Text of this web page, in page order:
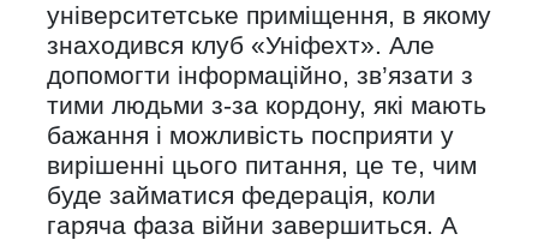
університетське приміщення, в якому
знаходився клуб «Уніфехт». Але
допомогти інформаційно, зв’язати з
тими людьми з-за кордону, які мають
бажання і можливість посприяти у
вирішенні цього питання, це те, чим
буде займатися федерація, коли
гаряча фаза війни завершиться. А